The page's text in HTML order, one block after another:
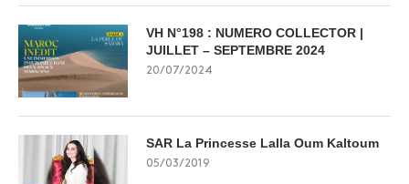
VH N°198 : NUMERO COLLECTOR |
JUILLET – SEPTEMBRE 2024
20/07/2024
SAR La Princesse Lalla Oum Kaltoum
05/03/2019